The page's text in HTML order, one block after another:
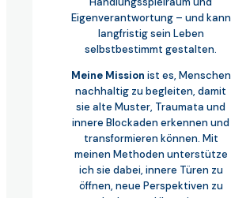
Eigenverantwortung – und kann
langfristig sein Leben
selbstbestimmt gestalten.
Meine Mission ist es, Menschen
nachhaltig zu begleiten, damit
sie alte Muster, Traumata und
innere Blockaden erkennen und
transformieren können. Mit
meinen Methoden unterstütze
ich sie dabei, innere Türen zu
öffnen, neue Perspektiven zu